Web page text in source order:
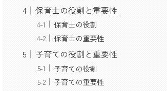
保育士の役割と重要性
保育士の役割
保育士の重要性
子育ての役割と重要性
子育ての役割
子育ての重要性